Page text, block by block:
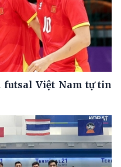
futsal Việt Nam tự tin